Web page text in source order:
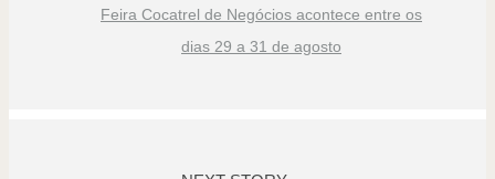
Feira Cocatrel de Negócios acontece entre os
dias 29 a 31 de agosto